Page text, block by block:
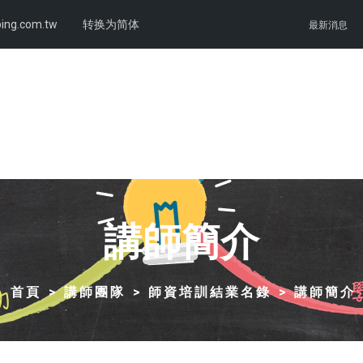
转换为简体 最新消息
講師簡介
首頁 講師團隊 師資培訓結業名錄 講師簡介